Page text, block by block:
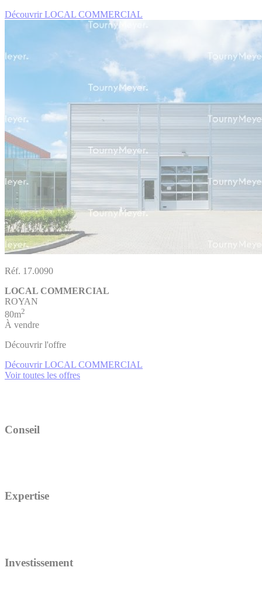
Découvrir LOCAL COMMERCIAL
Réf. 17.0090
LOCAL COMMERCIAL
ROYAN
80m2
À vendre
Découvrir l'offre
Découvrir LOCAL COMMERCIAL
Voir toutes les offres
Conseil
Expertise
Investissement